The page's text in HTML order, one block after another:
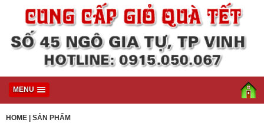
MENU
HOME| SẢN PHẨM